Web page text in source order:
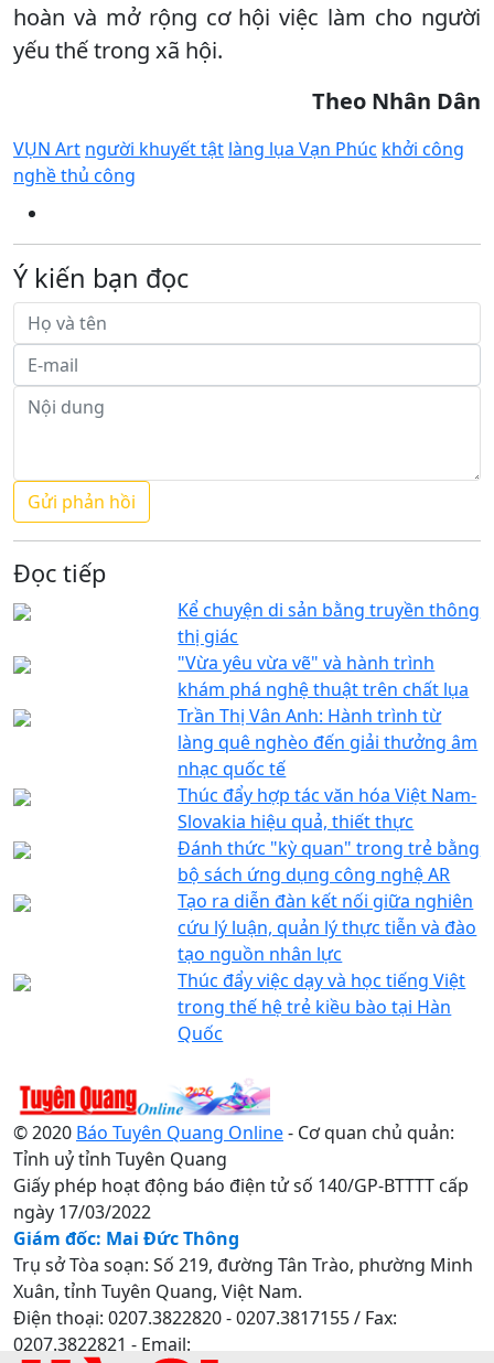
hoàn và mở rộng cơ hội việc làm cho người
yếu thế trong xã hội.
Theo Nhân Dân
VỤN Art người khuyết tật làng lụa Vạn Phúc khởi công
nghề thủ công
Ý kiến bạn đọc
Đọc tiếp
Kể chuyện di sản bằng truyền thông
thị giác
"Vừa yêu vừa vẽ" và hành trình
khám phá nghệ thuật trên chất lụa
Trần Thị Vân Anh: Hành trình từ
làng quê nghèo đến giải thưởng âm
nhạc quốc tế
Thúc đẩy hợp tác văn hóa Việt Nam-
Slovakia hiệu quả, thiết thực
Đánh thức "kỳ quan" trong trẻ bằng
bộ sách ứng dụng công nghệ AR
Tạo ra diễn đàn kết nối giữa nghiên
cứu lý luận, quản lý thực tiễn và đào
tạo nguồn nhân lực
Thúc đẩy việc dạy và học tiếng Việt
trong thế hệ trẻ kiều bào tại Hàn
Quốc
© 2020 Báo Tuyên Quang Online- Cơ quan chủ quản:
Tỉnh uỷ tỉnh Tuyên Quang
Giấy phép hoạt động báo điện tử số 140/GP-BTTTT cấp
ngày 17/03/2022
Giám đốc: Mai Đức Thông
Trụ sở Tòa soạn: Số 219, đường Tân Trào, phường Minh
Xuân, tỉnh Tuyên Quang, Việt Nam.
Điện thoại: 0207.3822820 - 0207.3817155 / Fax:
0207.3822821 - Email: